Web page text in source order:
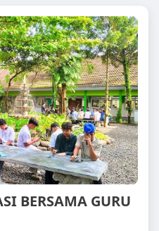
BERSAMA GURU